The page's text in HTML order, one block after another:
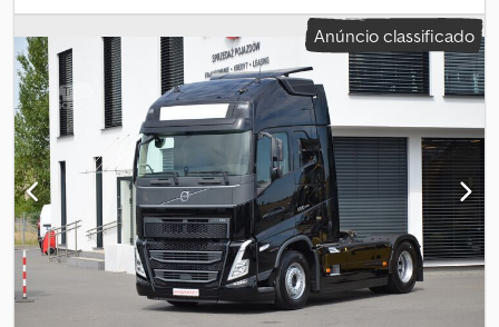
rápido hidráulico, 3º circuito hidráulico, faróis de trabalho, garfo
para paletes, caçamba basculante 1 m³, venda intermediária e
eventuais erros reservados Preço líquido: 22.000 EUR Bruto:
26.180 EUR (inclui 19% IVA) Informações adicionais Potência: 52
kW (71 CV) Marca do motor: Deutz Velocidade máxima: 20 km/h
Marcação CE: sim Número de proprietários: 1 Djdszhq Ixopfx Ac
Uokr Condição geral: ruim Condição técnica: ruim Condição
visual: ruim Entre em contato com Philip Müller, , p-) para mais
informações.
Anúncio classificado